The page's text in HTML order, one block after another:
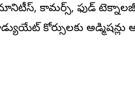
కామర్స్, ఫుడ్
కోర్సులకు